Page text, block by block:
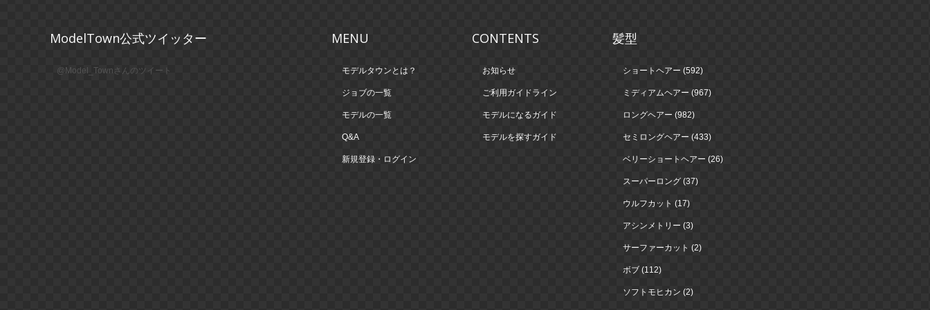
ModelTown公式ツイッター
@Model_Townさんのツイート
MENU
モデルタウンとは？
ジョブの一覧
モデルの一覧
Q&A
新規登録・ログイン
CONTENTS
お知らせ
ご利用ガイドライン
モデルになるガイド
モデルを探すガイド
髪型
ショートヘアー (592)
ミディアムヘアー (967)
ロングヘアー (982)
セミロングヘアー (433)
ベリーショートヘアー (26)
スーパーロング (37)
ウルフカット (17)
アシンメトリー (3)
サーファーカット (2)
ボブ (112)
ソフトモヒカン (2)